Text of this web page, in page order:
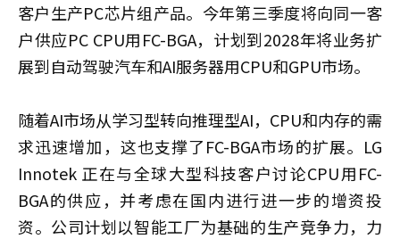
客户生产PC芯片组产品。今年第三季度将向同一客
户供应PC CPU用FC-BGA，计划到2028年将业务扩
展到自动驾驶汽车和AI服务器用CPU和GPU市场。
随着AI市场从学习型转向推理型AI，CPU和内存的需
求迅速增加，这也支撑了FC-BGA市场的扩展。LG
Innotek 正在与全球大型科技客户讨论CPU用FC-
BGA的供应，并考虑在国内进行进一步的增资投
资。公司计划以智能工厂为基础的生产竞争力，力